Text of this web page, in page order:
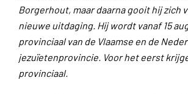
Borgerhout, maar daarna gooit hij zich
nieuwe uitdaging. Hij wordt vanaf 15
provinciaal van de Vlaamse en de
jezuïetenprovincie. Voor het eerst
provinciaal.